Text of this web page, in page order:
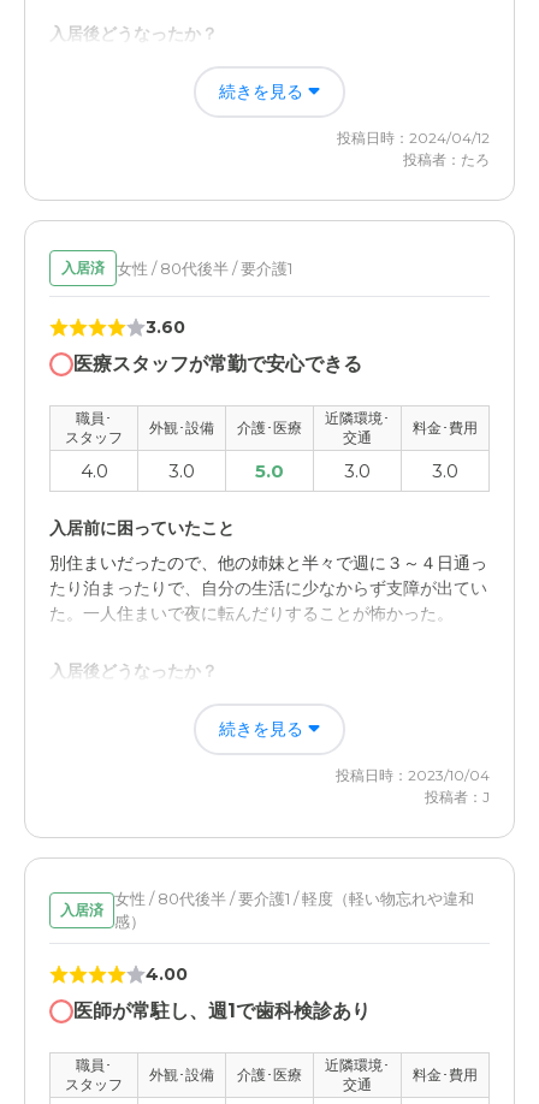
入居後どうなったか？
簡単な買い物は施設の人に頼めるようになり、通販サイト
で購入した物も施設の人が受け取ってくれるため、自分達
で持って行く必要がなくなったから。
職員・スタッフ・他入居者の雰囲気について
スタッフの方々は面倒見が良く、安心して任せられるか
ら。一方で他の入居者は要介護レベルが高く、友達ができ
にくいこと。
外観・内装・居室・設備について
建ってからまだ新しく、施設が綺麗で清潔感があるから。
食堂や共用スペースも綺麗だから。
介護医療サービスについて
他での入居経験がないので、他との比較はできないが、特
に問題もなく生活できているから。
近隣環境や交通アクセスについて
住宅街にあり、幹線道路からも離れていて静かなこと。車
でのアクセスがしやすいこと。
続きを見る
投稿日時：2024/04/12
投稿者：たろ
入居済 女性 / 80代後半 / 要介護1
3.60
医療スタッフが常勤で安心できる
職員･
スタッフ
外観･設備 介護･医療
近隣環境･
交通
料金･費用
4.0 3.0 5.0 3.0 3.0
入居前に困っていたこと
別住まいだったので、他の姉妹と半々で週に３～４日通っ
たり泊まったりで、自分の生活に少なからず支障が出てい
た。一人住まいで夜に転んだりすることが怖かった。
入居後どうなったか？
コロナ渦の中での入居で、最初の半年ぐらいは部屋に入れ
たが、その後は玄関ドア越しの面会しかできず、今年７月
には一度談話室で面会できたものの、また８月からは玄関
から中には入れない状態に戻ってますが、スタッフさんか
ら話を聞くと、食欲もありリハビリも頑張り、元気に過ご
しているということなので、今のところは安心していま
す。
リブウェル西大池の評価
こちらの要望を聞いてもらえ、どうしても無理なこともあ
るが、かなえられる範囲でかなえようと努力してくれると
ころ。
職員・スタッフ・他入居者の雰囲気について
ちょっとスタッフの人数が足らないかもと思います。スタ
続きを見る
投稿日時：2023/10/04
投稿者：J
入居済
女性 / 80代後半 / 要介護1 / 軽度（軽い物忘れや違和
感）
4.00
医師が常駐し、週1で歯科検診あり
職員･
スタッフ
外観･設備 介護･医療
近隣環境･
交通
料金･費用